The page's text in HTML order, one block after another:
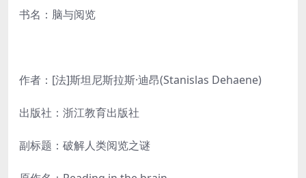
书名：脑与阅览
作者：[法]斯坦尼斯拉斯·迪昂(Stanislas Dehaene)
出版社：浙江教育出版社
副标题：破解人类阅览之谜